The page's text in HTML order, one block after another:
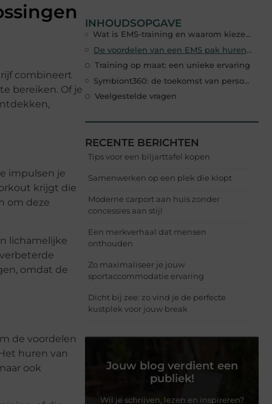
combineert
bereiken. Of je
impulsen je
krijgt die
om deze
lichamelijke
omdat de
de voordelen
huren van
ook
INHOUDSOPGAVE
Wat is EMS-training en waarom kiezen voor Symbiont360?
De voordelen van een EMS pak huren via Symbiont360
Training op maat: een unieke ervaring
Symbiont360: de toekomst van persoonlijke training
Veelgestelde vragen
RECENTE BERICHTEN
Tips voor een biljarttafel kopen
Samenwerken op een plek die klopt
Moderne carport aan huis zonder
concessies aan stijl
Een merkverhaal dat mensen
onthouden
Zo maximaliseer je jouw
sportaccommodatie ervaring
Dicht bij zee: zo vind je de perfecte
kustplek voor jouw break
Jouw blog verdient een
publiek!
Wil je schrijven, lezen en inspireren?